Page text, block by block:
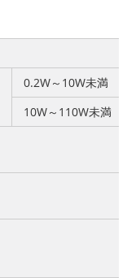
0.2W～10W未満
10W～110W未満